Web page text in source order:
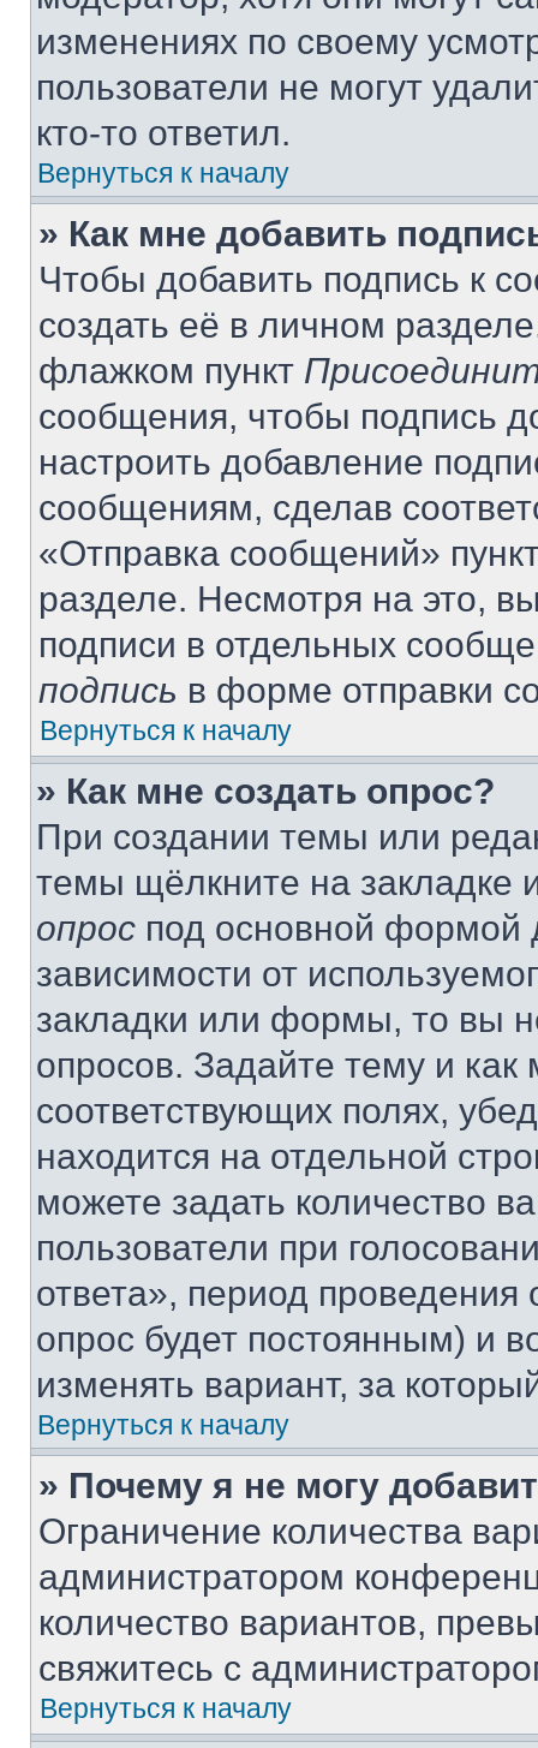
изменениях по своему
пользователи не могут
кто-то ответил.
Вернуться к началу
» Как мне добавить
Чтобы добавить подпись к
создать её в личном
флажком пункт
сообщения, чтобы подпись
настроить добавление
сообщениям, сделав
«Отправка сообщений»
разделе. Несмотря на это,
подписи в отдельных
подпись в форме отправки
Вернуться к началу
» Как мне создать опрос?
При создании темы или
темы щёлкните на
опрос под основной формой
зависимости от
закладки или формы, то вы
опросов. Задайте тему и
соответствующих полях,
находится на отдельной
можете задать количество
пользователи при
ответа», период проведения
опрос будет постоянным) и
изменять вариант, за
Вернуться к началу
» Почему я не могу
Ограничение количества
администратором
количество вариантов,
свяжитесь с
Вернуться к началу